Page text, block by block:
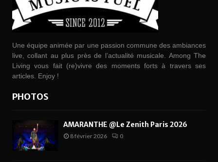
Une équipe animée par une passion commune des ambiances
live, collant au plus près de l’actualité musicale. Among The
Living vous fait (re)vivre des moments forts à travers ses
articles. Enjoy !
PHOTOS
AMARANTHE @Le Zenith Paris 2026
8 février 2026 0